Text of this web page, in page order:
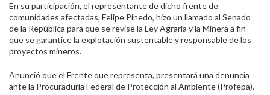
En su participación, el representante de dicho frente de
comunidades afectadas, Felipe Pinedo, hizo un llamado al Senado
de la República para que se revise la Ley Agraria y la Minera a fin
que se garantice la explotación sustentable y responsable de los
proyectos mineros.
Anunció que el Frente que representa, presentará una denuncia
ante la Procuraduría Federal de Protección al Ambiente (Profepa),